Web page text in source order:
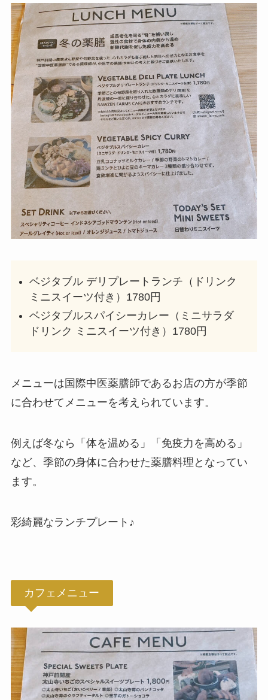
ベジタブル デリプレートランチ（ドリンク
ミニスイーツ付き）1780円
ベジタブルスパイシーカレー（ミニサラダ
ドリンク ミニスイーツ付き）1780円
メニューは国際中医薬膳師であるお店の方が季節
に合わせてメニューを考えられています。
例えば冬なら「体を温める」「免疫力を高める」
など、季節の身体に合わせた薬膳料理となってい
ます。
彩綺麗なランチプレート♪
カフェメニュー